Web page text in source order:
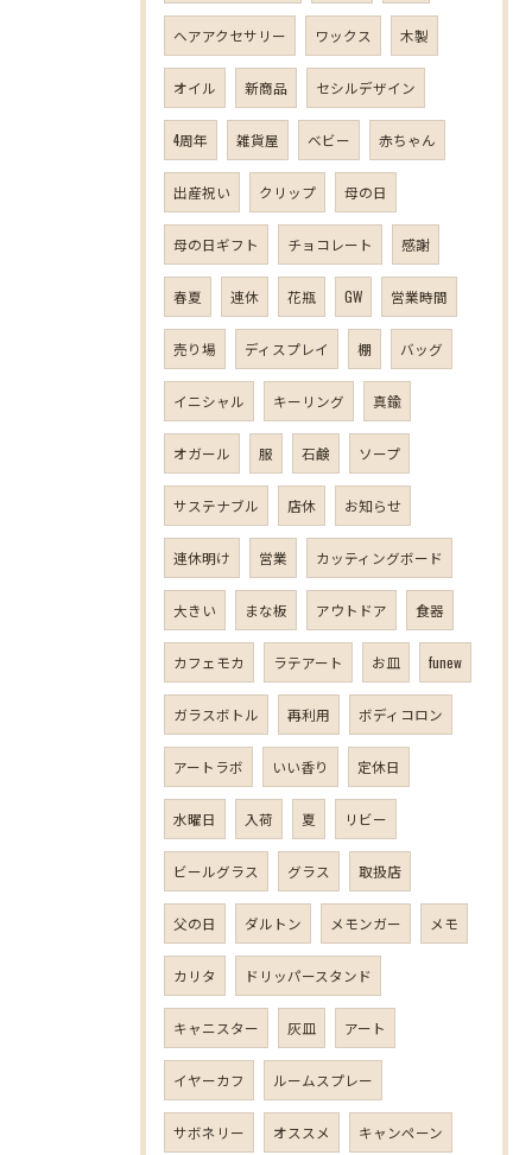
ヘアアクセサリー ワックス 木製
オイル 新商品 セシルデザイン
4周年 雑貨屋 ベビー 赤ちゃん
出産祝い クリップ 母の日
母の日ギフト チョコレート 感謝
春夏 連休 花瓶 GW 営業時間
売り場 ディスプレイ 棚 バッグ
イニシャル キーリング 真鍮
オガール 服 石鹸 ソープ
サステナブル 店休 お知らせ
連休明け 営業 カッティングボード
大きい まな板 アウトドア 食器
カフェモカ ラテアート お皿 funew
ガラスボトル 再利用 ボディコロン
アートラボ いい香り 定休日
水曜日 入荷 夏 リビー
ビールグラス グラス 取扱店
父の日 ダルトン メモンガー メモ
カリタ ドリッパースタンド
キャニスター 灰皿 アート
イヤーカフ ルームスプレー
サボネリー オススメ キャンペーン